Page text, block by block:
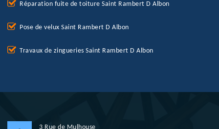
Réparation fuite de toiture Saint Rambert D Albon
Pose de velux Saint Rambert D Albon
Travaux de zingueries Saint Rambert D Albon
3 Rue de Mulhouse